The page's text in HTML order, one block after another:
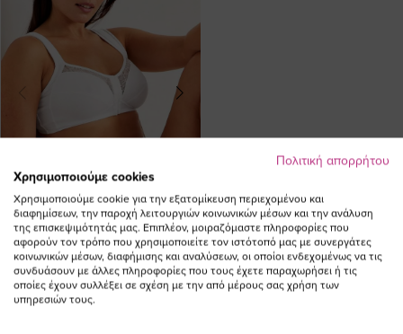
Σουτιέν με μπροστινό κούμπωμα
σε λευκό χρώμα
38,00 €
Πολιτική απορρήτου
Χρησιμοποιούμε cookies
Χρησιμοποιούμε cookie για την εξατομίκευση περιεχομένου και
διαφημίσεων, την παροχή λειτουργιών κοινωνικών μέσων και την ανάλυση
της επισκεψιμότητάς μας. Επιπλέον, μοιραζόμαστε πληροφορίες που
αφορούν τον τρόπο που χρησιμοποιείτε τον ιστότοπό μας με συνεργάτες
κοινωνικών μέσων, διαφήμισης και αναλύσεων, οι οποίοι ενδεχομένως να τις
συνδυάσουν με άλλες πληροφορίες που τους έχετε παραχωρήσει ή τις
οποίες έχουν συλλέξει σε σχέση με την από μέρους σας χρήση των
υπηρεσιών τους.